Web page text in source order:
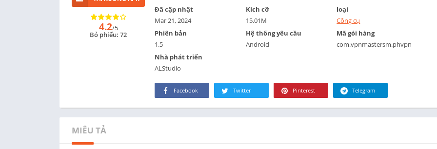
Tài chính
Nhà ở
Thư viện
4.2/5
Bỏ phiếu: 72
Đã cập nhật
Mar 21, 2024
Kích cỡ
15.01M
loại
Công cụ
Phiên bản
1.5
Hệ thống yêu cầu
Android
Mã gói hàng
com.vpnmastersm.phvpn
Nhà phát triển
ALStudio
Facebook Twitter Pinterest Telegram
MIÊU TẢ